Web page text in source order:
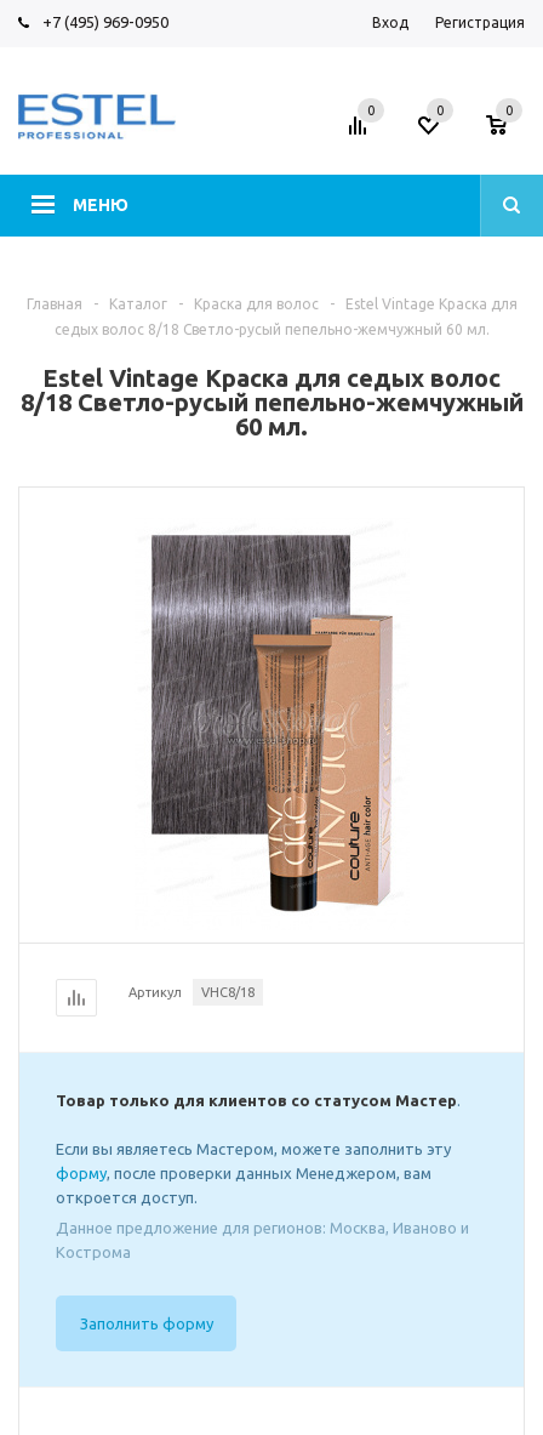
+7 (495) 969-0950 Вход Регистрация
МЕНЮ
0 0 0
Главная - Каталог - Краска для волос -
Estel Vintage Краска для
седых волос 8/18 Светло-русый пепельно-жемчужный 60 мл.
Estel Vintage Краска для седых волос
8/18 Светло-русый пепельно-жемчужный
60 мл.
Артикул VHC8/18
Товар только для клиентов со статусом Мастер.
Если вы являетесь Мастером, можете заполнить эту
форму, после проверки данных Менеджером, вам
откроется доступ.
Данное предложение для регионов: Москва, Иваново и
Кострома
Заполнить форму